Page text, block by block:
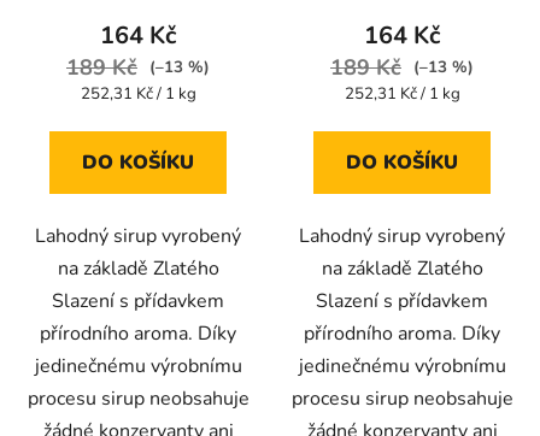
164 Kč
189 Kč
(–13 %)
Měrná
252,31 Kč / 1 kg
DO KOŠÍKU
Lahodný sirup vyrobený
na základě Zlatého
Slazení s přídavkem
přírodního aroma. Díky
jedinečnému výrobnímu
procesu sirup neobsahuje
žádné konzervanty ani
164 Kč
189 Kč
(–13 %)
Měrná
252,31 Kč / 1 kg
DO KOŠÍKU
Lahodný sirup vyrobený
na základě Zlatého
Slazení s přídavkem
přírodního aroma. Díky
jedinečnému výrobnímu
procesu sirup neobsahuje
žádné konzervanty ani